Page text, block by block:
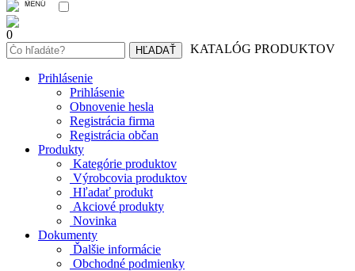
0
KATALÓG PRODUKTOV
Prihlásenie
Prihlásenie
Obnovenie hesla
Registrácia firma
Registrácia občan
Produkty
Kategórie produktov
Výrobcovia produktov
Hľadať produkt
Akciové produkty
Novinka
Dokumenty
Ďalšie informácie
Obchodné podmienky